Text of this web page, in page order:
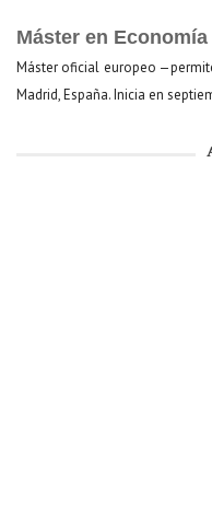
Máster en
Máster oficial europeo
Madrid, España. Inicia en